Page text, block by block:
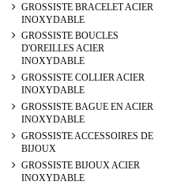
GROSSISTE BRACELET ACIER
INOXYDABLE
GROSSISTE BOUCLES
D'OREILLES ACIER
INOXYDABLE
GROSSISTE COLLIER ACIER
INOXYDABLE
GROSSISTE BAGUE EN ACIER
INOXYDABLE
GROSSISTE ACCESSOIRES DE
BIJOUX
GROSSISTE BIJOUX ACIER
INOXYDABLE